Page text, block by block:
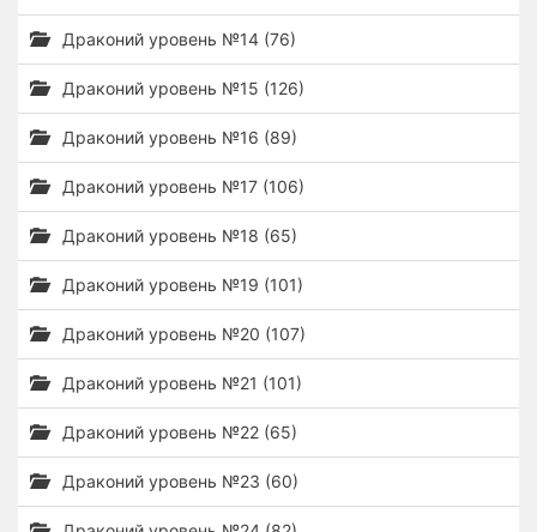
Драконий уровень №14 (76)
Драконий уровень №15 (126)
Драконий уровень №16 (89)
Драконий уровень №17 (106)
Драконий уровень №18 (65)
Драконий уровень №19 (101)
Драконий уровень №20 (107)
Драконий уровень №21 (101)
Драконий уровень №22 (65)
Драконий уровень №23 (60)